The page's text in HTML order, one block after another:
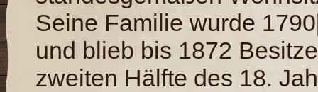
Seine Familie wurde
und blieb bis 1872
zweiten Hälfte des 18.